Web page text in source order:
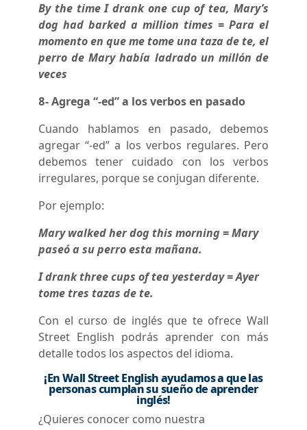
By the time I drank one cup of tea, Mary’s
dog had barked a million times = Para el
momento en que me tome una taza de te, el
perro de Mary había ladrado un millón de
veces
8- Agrega “-ed” a los verbos en pasado
Cuando hablamos en pasado, debemos
agregar “-ed” a los verbos regulares. Pero
debemos tener cuidado con los verbos
irregulares, porque se conjugan diferente.
Por ejemplo:
Mary walked her dog this morning = Mary
paseó a su perro esta mañana.
I drank three cups of tea yesterday = Ayer
tome tres tazas de te.
Con el curso de inglés que te ofrece Wall
Street English podrás aprender con más
detalle todos los aspectos del idioma.
¡En Wall Street English ayudamos a que las
personas cumplan su sueño de aprender
inglés!
¿Quieres conocer como nuestra